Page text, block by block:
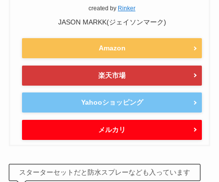
created by Rinker
JASON MARKK(ジェイソンマーク)
Amazon
楽天市場
Yahooショッピング
メルカリ
スターターセットだと防水スプレーなども入っています